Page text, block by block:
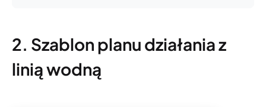
2. Szablon planu działania z
linią wodną